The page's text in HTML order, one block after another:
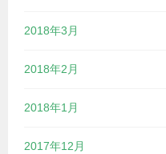
2018年3月
2018年2月
2018年1月
2017年12月